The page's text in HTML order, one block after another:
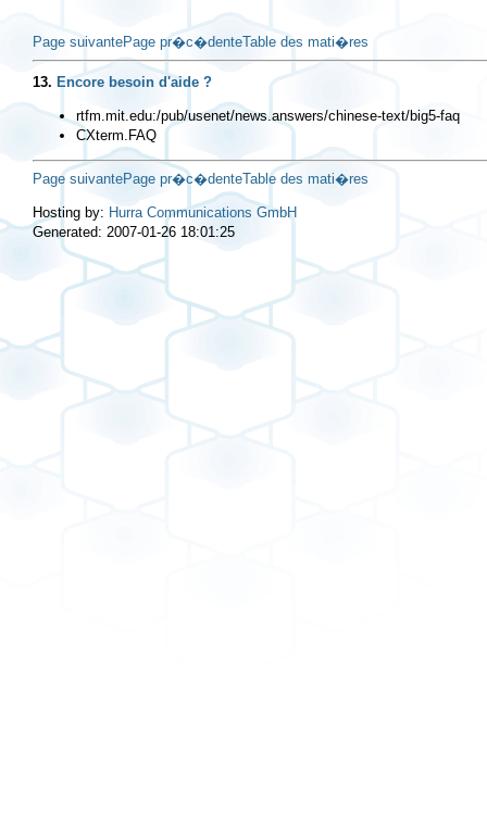
Page suivantePage pr�c�denteTable des mati�res
13. Encore besoin d'aide ?
rtfm.mit.edu:/pub/usenet/news.answers/chinese-text/big5-faq
CXterm.FAQ
Page suivantePage pr�c�denteTable des mati�res
Hosting by: Hurra Communications GmbH
Generated: 2007-01-26 18:01:25